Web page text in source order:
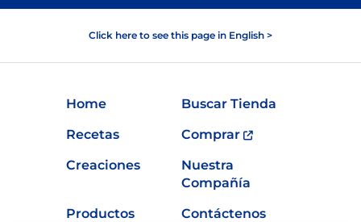
Click here to see this page in English >
Home
Buscar Tienda
Recetas
Comprar
Creaciones
Nuestra
Compañía
Productos
Contáctenos